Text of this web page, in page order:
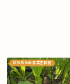
だらだらみる菜園日記